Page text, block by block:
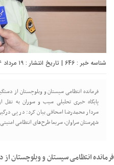
شناسه خبر : 646 | تاریخ انتشار : ۱۹ مرداد ۱۴۰۴ - ۱۱:۱۰ | تعداد دیدگاه :
پایگاه خبری تحلیلی سیب و سوران به نقل
سردار محمدرضا اسحاقی بیان کرد: در پی
شهرستان سراوان، سريعا طرح‌های انتظامی
فرمانده انتظامی سیستان و وبلوچستان از دستگیری ۴ شرور مسلح در